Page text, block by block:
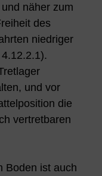
näher zum
des
niedriger
und vor
die
vertretbaren
Boden ist auch